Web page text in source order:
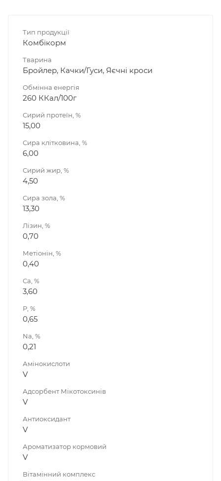
Тип продукції
Комбікорм
Тварина
Бройлер, Качки/Гуси, Яєчні кроси
Обмінна енергія
260 ККал/100г
Сирий протеїн, %
15,00
Сира клітковина, %
6,00
Сирий жир, %
4,50
Сира зола, %
13,30
Лізин, %
0,70
Метіонін, %
0,40
Са, %
3,60
Р, %
0,65
Na, %
0,21
Амінокислоти
V
Адсорбент Мікотоксинів
V
Антиоксидант
V
Ароматизатор кормовий
V
Вітамінний комплекс